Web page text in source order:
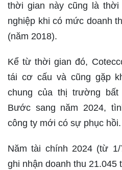
thời gian này cũng là
nghiệp khi có mức doanh
(năm 2018).
Kể từ thời gian đó,
tái cơ cấu và cũng gặp
chung của thị trường
Bước sang năm 2024,
công ty mới có sự phục hồi.
Năm tài chính 2024 (từ 1/
ghi nhận doanh thu 21.045